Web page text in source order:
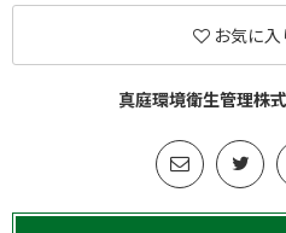
お気に
真庭環境衛生管理株